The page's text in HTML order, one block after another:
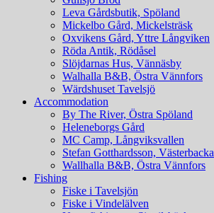
Leva Gårdsbutik, Spöland
Mickelbo Gård, Mickelsträsk
Oxvikens Gård, Yttre Långviken
Röda Antik, Rödåsel
Slöjdarnas Hus, Vännäsby
Walhalla B&B, Östra Vännfors
Wärdshuset Tavelsjö
Accommodation
By The River, Östra Spöland
Heleneborgs Gård
MC Camp, Långviksvallen
Stefan Gotthardsson, Västerbacka
Wallhalla B&B, Östra Vännfors
Fishing
Fiske i Tavelsjön
Fiske i Vindelälven